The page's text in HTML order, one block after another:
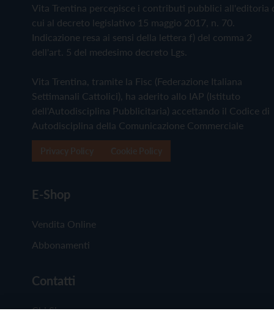
Vita Trentina percepisce i contributi pubblici all'editoria
cui al decreto legislativo 15 maggio 2017, n. 70.
Indicazione resa ai sensi della lettera f) del comma 2
dell'art. 5 del medesimo decreto Lgs.
Vita Trentina, tramite la Fisc (Federazione Italiana
Settimanali Cattolici), ha aderito allo IAP (Istituto
dell'Autodisciplina Pubblicitaria) accettando il Codice di
Autodisciplina della Comunicazione Commerciale
E-Shop
Vendita Online
Abbonamenti
Contatti
Chi Siamo